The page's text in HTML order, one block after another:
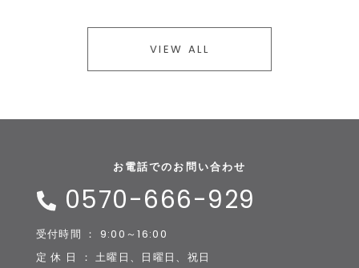
VIEW ALL
お電話でのお問い合わせ
0570-666-929
受付時間 ： 9:00～16:00
定 休 日 ： 土曜日、日曜日、祝日